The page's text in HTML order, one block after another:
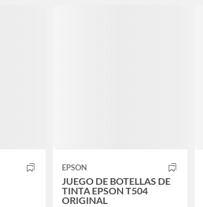
EPSON
JUEGO DE BOTELLAS DE
TINTA EPSON T504
ORIGINAL